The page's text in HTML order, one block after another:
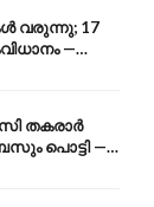
വരുന്നു; 17
—
തകരാർ
പൊട്ടി —